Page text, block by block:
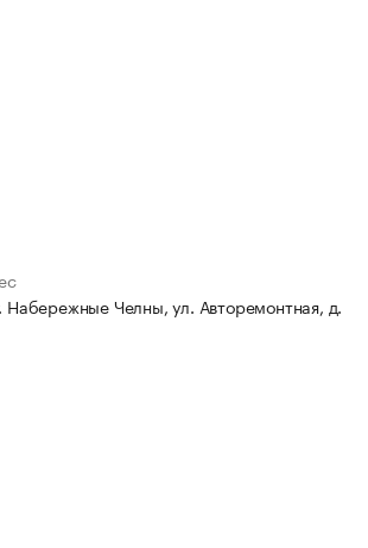
Набережные Челны, ул. Авторемонтная, д.